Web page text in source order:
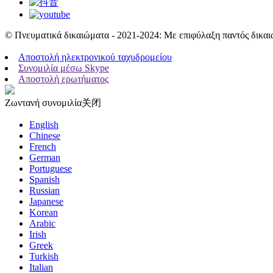
© Πνευματικά δικαιώματα - 2021-2024: Με επιφύλαξη παντός
Αποστολή ηλεκτρονικού ταχυδρομείου
Συνομιλία μέσω Skype
Αποστολή ερωτήματος
Ζωντανή συνομιλία关闭
English
Chinese
French
German
Portuguese
Spanish
Russian
Japanese
Korean
Arabic
Irish
Greek
Turkish
Italian